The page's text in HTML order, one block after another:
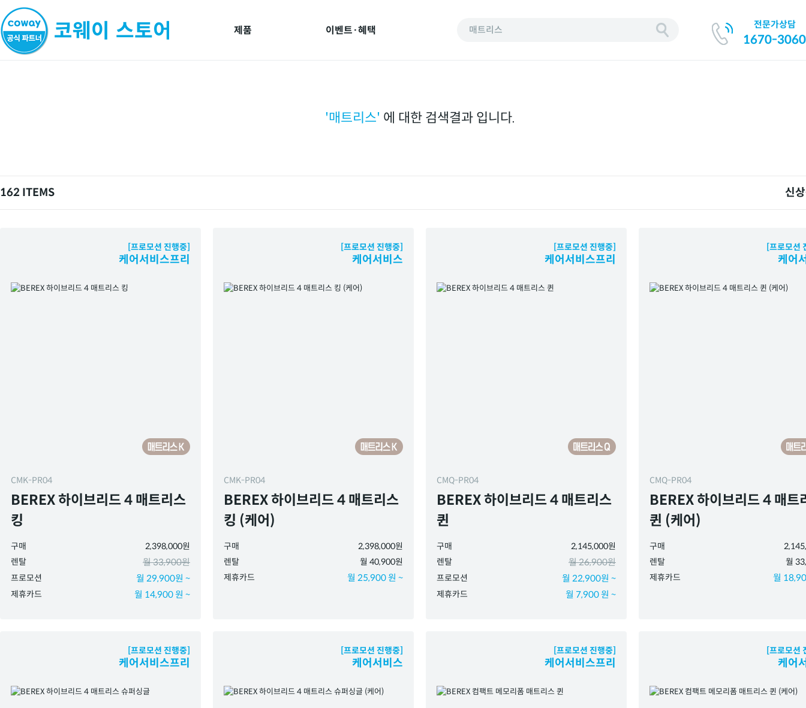
제품 이벤트·혜택 매트리스 전문가상담
1670-3060
'매트리스' 에 대한 검색결과 입니다.
162 ITEMS 신
[프로모션 진행중]
케어서비스프리
CMK-PR04
BEREX 하이브리드 4 매트리스
킹
구매
2,398,000원
렌탈
월 33,900원
프로모션 월 29,900원 ~
제휴카드 월 14,900 원 ~
[프로모션 진행중]
케어서비스
CMK-PR04
BEREX 하이브리드 4 매트리스
킹 (케어)
구매
2,398,000원
렌탈
월 40,900원
제휴카드
월 25,900 원 ~
[프로모션 진행중]
케어서비스프리
CMQ-PR04
BEREX 하이브리드 4 매트리스
퀸
구매
2,145,000원
렌탈
월 26,900원
프로모션 월 22,900원 ~
제휴카드 월 7,900 원 ~
[프로모션
케어
CMQ-PR04
BEREX 하이브리드 4 매트
퀸 (케어)
구매
렌탈
월
제휴카드
월
[프로모션 진행중]
케어서비스프리
[프로모션 진행중]
케어서비스
[프로모션 진행중]
케어서비스프리
[프로모션
케어